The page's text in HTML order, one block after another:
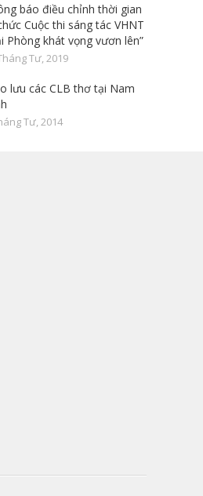
báo điều chỉnh thời gian
Cuộc thi sáng tác VHNT
Phòng khát vọng vươn lên”
Tư, 2019
lưu các CLB thơ tại Nam
Tư, 2014